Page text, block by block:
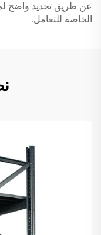
عن طريق تحديد واضح
الخاصة للتعامل.